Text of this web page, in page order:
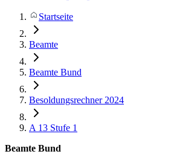
Startseite
Beamte
Beamte Bund
Besoldungsrechner 2024
A 13 Stufe 1
Beamte Bund